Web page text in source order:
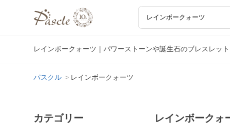
レインボークォーツ｜パワーストーンや誕生石のブレスレッ
パスクル レインボークォーツ
カテゴリー レインボークォ